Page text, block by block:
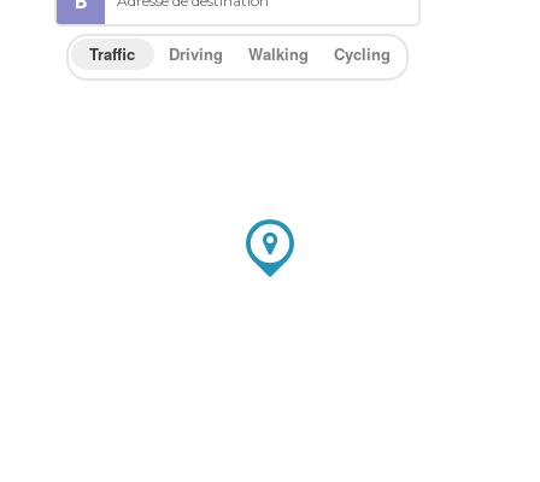
Traffic Driving Walking Cycling